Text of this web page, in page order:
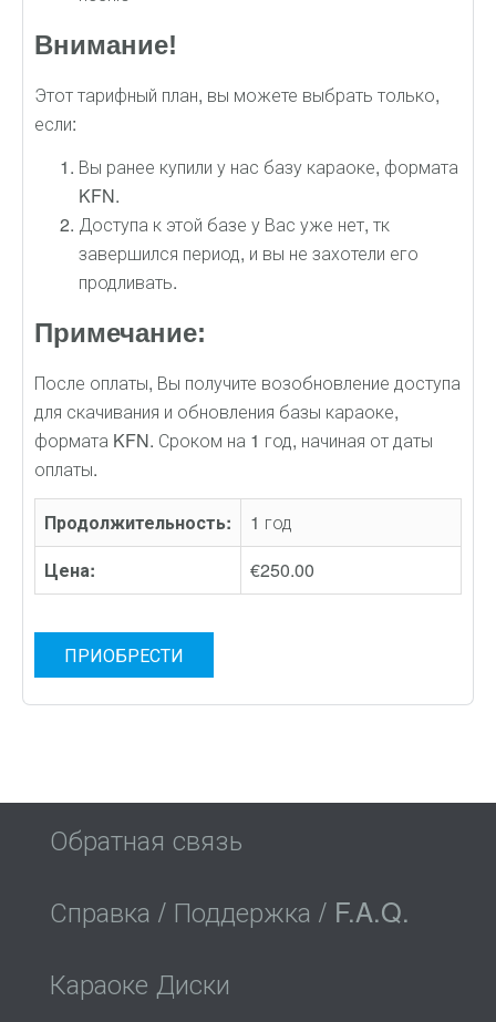
Внимание!
Этот тарифный план, вы можете выбрать только,
если:
Вы ранее купили у нас базу караоке, формата
KFN.
Доступа к этой базе у Вас уже нет, тк
завершился период, и вы не захотели его
продливать.
Примечание:
После оплаты, Вы получите возобновление доступа
для скачивания и обновления базы караоке,
формата KFN. Сроком на 1 год, начиная от даты
оплаты.
Продолжительность:
1 год
Цена:
€250.00
ПРИОБРЕСТИ
Обратная связь
Справка / Поддержка / F.A.Q.
Караоке Диски